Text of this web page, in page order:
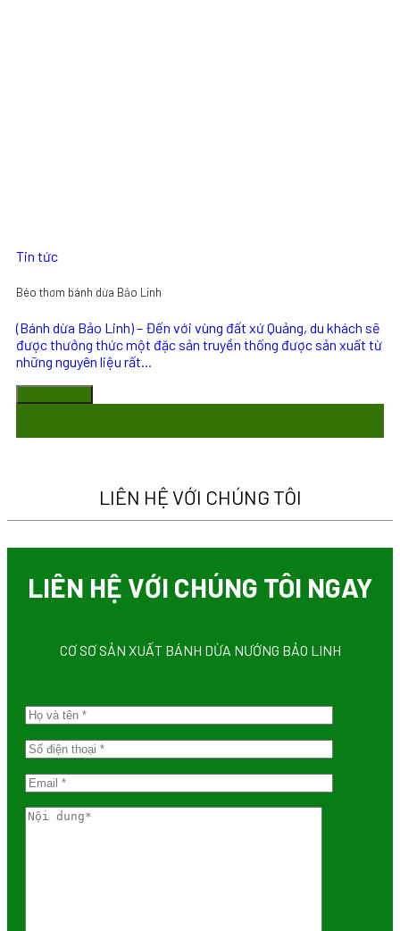
Tin tức
Béo thơm bánh dừa Bảo Linh
(Bánh dừa Bảo Linh) – Đến với vùng đất xứ Quảng, du khách sẽ
được thưởng thức một đặc sản truyền thống được sản xuất từ
những nguyên liệu rất...
LIÊN HỆ VỚI CHÚNG TÔI
LIÊN HỆ VỚI CHÚNG TÔI NGAY
CƠ SƠ SẢN XUẤT BÁNH DỪA NƯỚNG BẢO LINH